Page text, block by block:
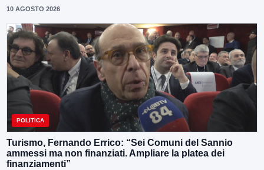
10 AGOSTO 2026
POLITICA
Turismo, Fernando Errico: “Sei Comuni del Sannio
ammessi ma non finanziati. Ampliare la platea dei
finanziamenti”